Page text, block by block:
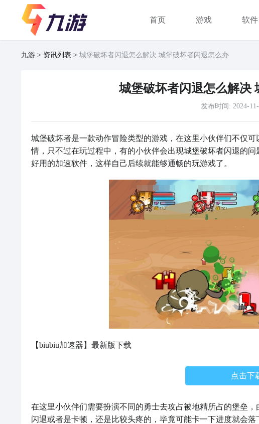
首页 游戏 软件
九游 资讯列表 城堡破坏者闪退怎么解决 城堡破坏者闪退怎么办
城堡破坏者闪退怎么解决
发布时间: 2024-
城堡破坏者是一款动作冒险类型的游戏，在这里小伙伴们不仅
情，只不过在玩过程中，有的小伙伴会出现城堡破坏者闪退的
好用的加速软件，这样自己后续就能够通畅的玩游戏了。
【biubiu加速器】最新版下载
点击下
在这里小伙伴们需要扮演不同的勇士去攻占被地精所占的堡垒
闪退或者是卡顿，还是比较头疼的，毕竟可能卡一下进度就会落